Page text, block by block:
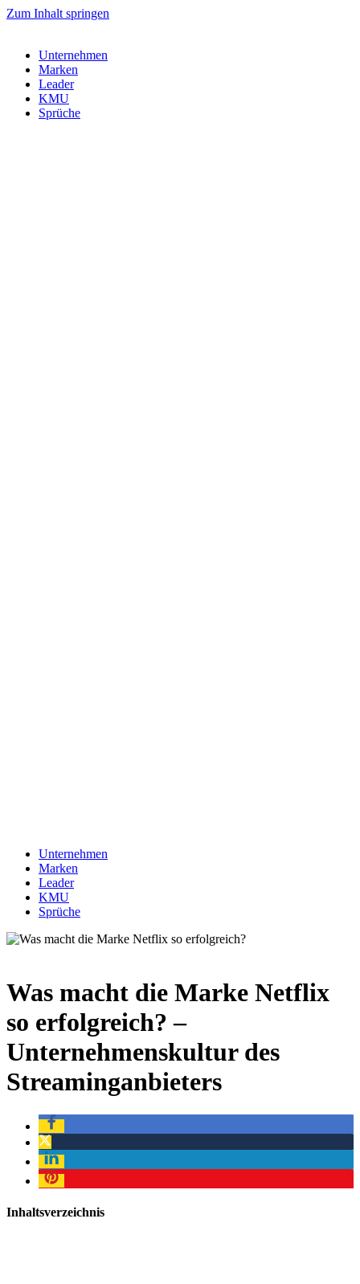
Zum Inhalt springen
Unternehmen
Marken
Leader
KMU
Sprüche
Unternehmen
Marken
Leader
KMU
Sprüche
Was macht die Marke Netflix
so erfolgreich? –
Unternehmenskultur des
Streaminganbieters
Inhaltsverzeichnis